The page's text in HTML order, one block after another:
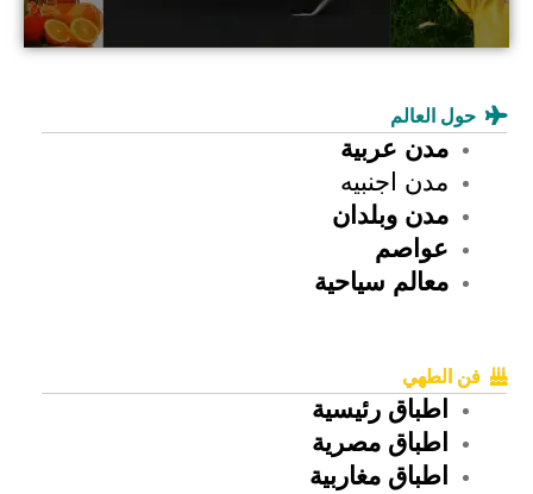
حول العالم
مدن عربية
مدن اجنبيه
مدن وبلدان
عواصم
معالم سياحية
فن الطهي
اطباق رئيسية
اطباق مصرية
اطباق مغاربية